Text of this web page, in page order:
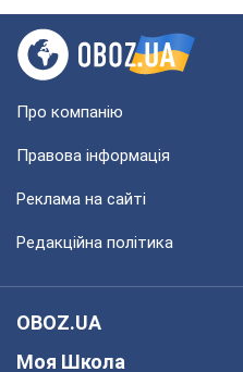
Про компанію
Правова інформація
Реклама на сайті
Редакційна політика
OBOZ.UA
Моя Школа